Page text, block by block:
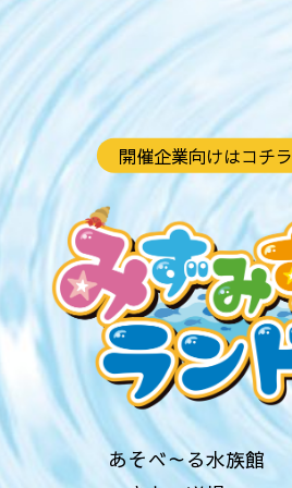
開催企業向けはコチラ
あそべ～る水族館